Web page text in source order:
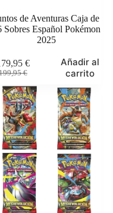
de Aventuras Caja de
Sobres Español Pokémon
2025
€
El
original
era:
199,95 €.
€
El
actual
es:
179,95 €.
Añadir al
carrito